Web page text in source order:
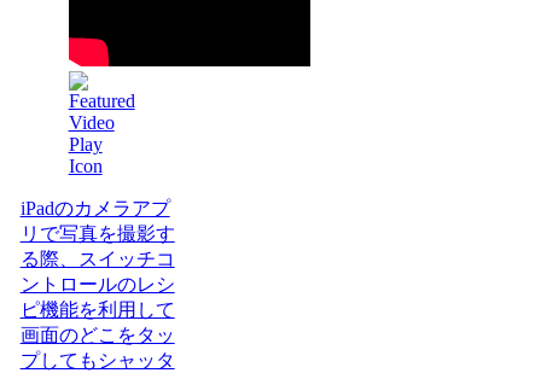
iPadのカメラアプ
リで写真を撮影す
る際、スイッチコ
ントロールのレシ
ピ機能を利用して
画面のどこをタッ
プしてもシャッタ